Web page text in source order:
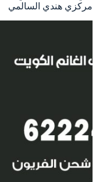
مركزي هندي السالمي